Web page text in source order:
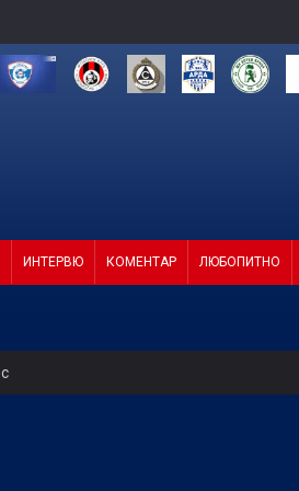
ИНТЕРВЮ КОМЕНТАР ЛЮБОПИТНО
смачка Макаби с 3:0! (ВИДЕО)